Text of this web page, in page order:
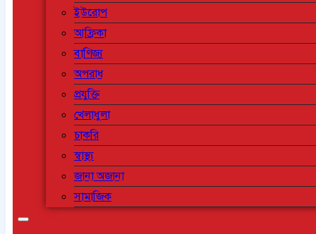
ইউরোপ
আফ্রিকা
বাণিজ্য
অপরাধ
প্রযুক্তি
খেলাধুলা
চাকরি
স্বাস্থ্য
জানা অজানা
সামাজিক